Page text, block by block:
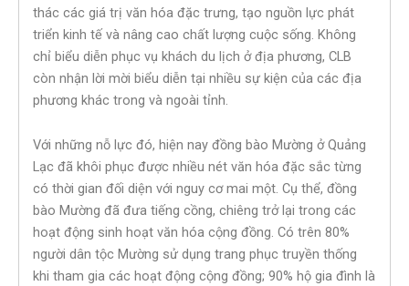
thác các giá trị văn hóa đặc trưng, tạo nguồn lực phát
triển kinh tế và nâng cao chất lượng cuộc sống. Không
chỉ biểu diễn phục vụ khách du lịch ở địa phương, CLB
còn nhận lời mời biểu diễn tại nhiều sự kiện của các địa
phương khác trong và ngoài tỉnh.
Với những nỗ lực đó, hiện nay đồng bào Mường ở Quảng
Lạc đã khôi phục được nhiều nét văn hóa đặc sắc từng
có thời gian đối diện với nguy cơ mai một. Cụ thể, đồng
bào Mường đã đưa tiếng cồng, chiêng trở lại trong các
hoạt động sinh hoạt văn hóa cộng đồng. Có trên 80%
người dân tộc Mường sử dụng trang phục truyền thống
khi tham gia các hoạt động cộng đồng; 90% hộ gia đình là